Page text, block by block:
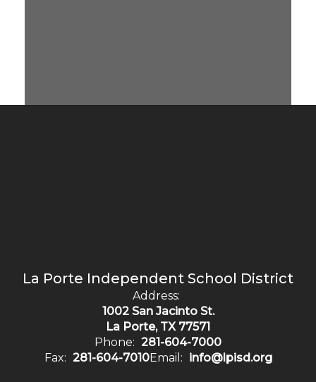
La Porte Independent School District
Address:
1002 San Jacinto St.
La Porte, TX 77571
Phone: 281-604-7000
Fax: 281-604-7010Email: info@lpisd.org